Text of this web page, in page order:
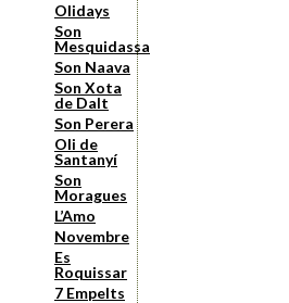
Olidays
Son
Mesquidassa
Son Naava
Son Xota
de Dalt
Son Perera
Oli de
Santanyí
Son
Moragues
L’Amo
Novembre
Es
Roquissar
7 Empelts